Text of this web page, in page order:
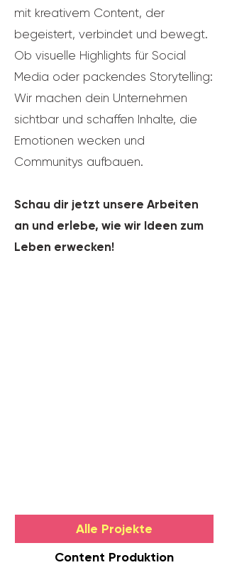
mit kreativem Content, der
begeistert, verbindet und bewegt.
Ob visuelle Highlights für Social
Media oder packendes Storytelling:
Wir machen dein Unternehmen
sichtbar und schaffen Inhalte, die
Emotionen wecken und
Communitys aufbauen.
Schau dir jetzt unsere Arbeiten
an und erlebe, wie wir Ideen zum
Leben erwecken!
Alle Projekte
Content Produktion